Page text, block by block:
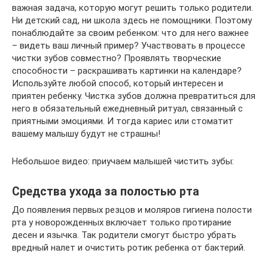
важная задача, которую могут решить только родители.
Ни детский сад, ни школа здесь не помощники. Поэтому
понаблюдайте за своим ребенком: что для него важнее
– видеть ваш личный пример? Участвовать в процессе
чистки зубов совместно? Проявлять творческие
способности – раскрашивать картинки на календаре?
Используйте любой способ, который интересен и
приятен ребенку. Чистка зубов должна превратиться для
него в обязательный ежедневный ритуал, связанный с
приятными эмоциями. И тогда кариес или стоматит
вашему малышу будут не страшны!
Небольшое видео: приучаем малышей чистить зубы:
Средства ухода за полостью рта
До появления первых резцов и моляров гигиена полости
рта у новорожденных включает только протирание
десен и язычка. Так родители смогут быстро убрать
вредный налет и очистить ротик ребенка от бактерий.